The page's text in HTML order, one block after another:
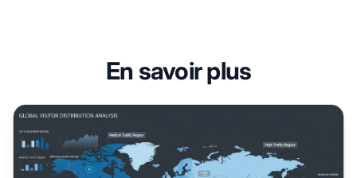
En savoir plus
Qu'est-ce qu'un rapport de superposition de cartexa0?